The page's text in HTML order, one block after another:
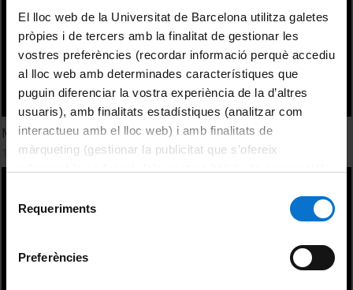
El lloc web de la Universitat de Barcelona utilitza galetes
pròpies i de tercers amb la finalitat de gestionar les
vostres preferències (recordar informació perquè accediu
al lloc web amb determinades característiques que
puguin diferenciar la vostra experiència de la d’altres
usuaris), amb finalitats estadístiques (analitzar com
interactueu amb el lloc web) i amb finalitats de
màrqueting (gestionar la publicitat que s’ofereix
consultar laPolítica de galetes del lloc web de la
Requeriments
Preferències
Mesures Gravimètriques
1 Enero, 1987